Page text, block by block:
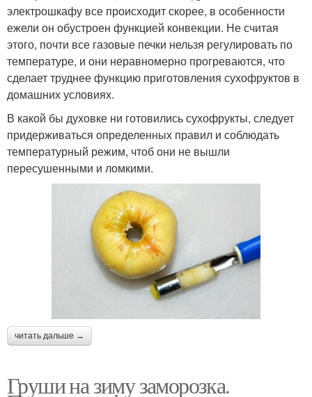
электрошкафу все происходит скорее, в особенности
ежели он обустроен функцией конвекции. Не считая
этого, почти все газовые печки нельзя регулировать по
температуре, и они неравномерно прогреваются, что
сделает труднее функцию приготовления сухофруктов в
домашних условиях.
В какой бы духовке ни готовились сухофрукты, следует
придерживаться определенных правил и соблюдать
температурный режим, чтоб они не вышли
пересушенными и ломкими.
читать дальше →
Груши на зиму заморозка.